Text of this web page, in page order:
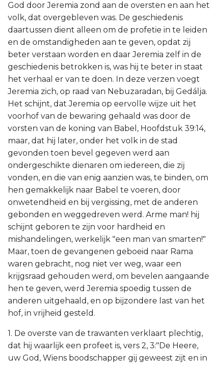
God door Jeremia zond aan de oversten en aan het
volk, dat overgebleven was. De geschiedenis
daartussen dient alleen om de profetie in te leiden
en de omstandigheden aan te geven, opdat zij
beter verstaan worden en daar Jeremia zelf in de
geschiedenis betrokken is, was hij te beter in staat
het verhaal er van te doen. In deze verzen voegt
Jeremia zich, op raad van Nebuzaradan, bij Gedálja.
Het schijnt, dat Jeremia op eervolle wijze uit het
voorhof van de bewaring gehaald was door de
vorsten van de koning van Babel, Hoofdstuk 39:14,
maar, dat hij later, onder het volk in de stad
gevonden toen bevel gegeven werd aan
ondergeschikte dienaren om iedereen, die zij
vonden, en die van enig aanzien was, te binden, om
hen gemakkelijk naar Babel te voeren, door
onwetendheid en bij vergissing, met de anderen
gebonden en weggedreven werd. Arme man! hij
schijnt geboren te zijn voor hardheid en
mishandelingen, werkelijk "een man van smarten!"
Maar, toen de gevangenen geboeid naar Rama
waren gebracht, nog niet ver weg, waar een
krijgsraad gehouden werd, om bevelen aangaande
hen te geven, werd Jeremia spoedig tussen de
anderen uitgehaald, en op bijzondere last van het
hof, in vrijheid gesteld.
1. De overste van de trawanten verklaart plechtig,
dat hij waarlijk een profeet is, vers 2, 3:"De Heere,
uw God, Wiens boodschapper gij geweest zijt en in